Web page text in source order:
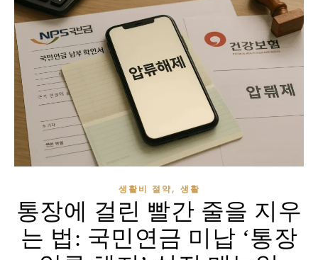
생활비 절약, 생활
통장에 걸린 빨간 줄을 지우
는 법: 국민연금 미납 ‘통장